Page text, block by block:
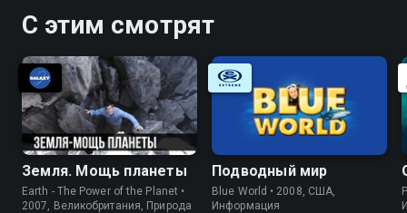
С этим смотрят
Земля. Мощь планеты
Earth - The Power of the Planet •
2007, Великобритания, Природа
Подводный мир
Blue World • 2008, США,
Информация